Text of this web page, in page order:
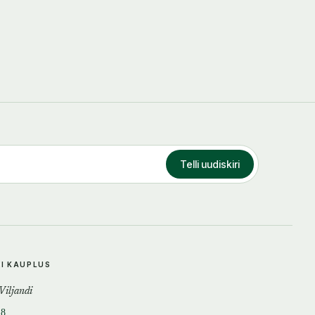
Telli uudiskiri
KAUPLUS